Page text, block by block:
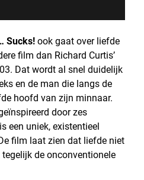
Sucks! ook gaat over liefde
film dan Richard Curtis’
Dat wordt al snel duidelijk
en de man die langs de
hoofd van zijn minnaar.
door zes
een uniek, existentieel
film laat zien dat liefde niet
de onconventionele